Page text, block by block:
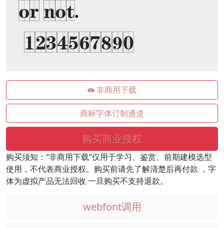
or not.
1234567890
非商用下载
商标字体订制通道
购买商业授权
购买须知：“非商用下载”仅用于学习、鉴赏、前期建模选型
使用，不代表商业授权。购买前请先了解清楚后再付款 ，字
体为虚拟产品无法回收 一旦购买不支持退款。
webfont调用